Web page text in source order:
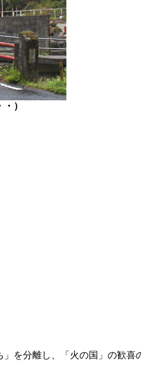
）
分離し、「火の国」の歓喜